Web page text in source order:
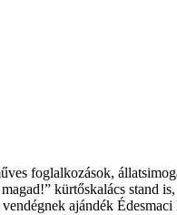
foglalkozások,
kürtőskalács stand
ajándék